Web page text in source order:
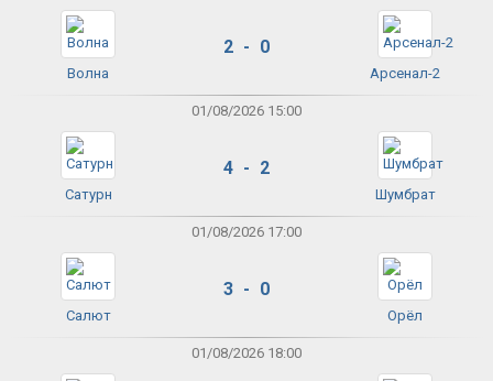
Волна
2 - 0
Арсенал-2
01/08/2026 15:00
Сатурн
4 - 2
Шумбрат
01/08/2026 17:00
Салют
3 - 0
Орёл
01/08/2026 18:00